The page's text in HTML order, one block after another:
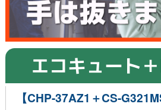
エコキュート
【CHP-37AZ1＋CS-